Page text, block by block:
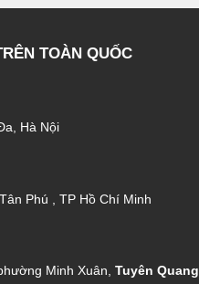
TOÀN QUỐC
Hà Nội
Phú , TP Hồ Chí Minh
Minh Xuân, Tuyên Quang